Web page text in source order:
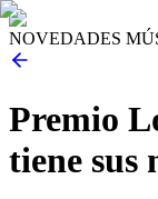
NOVEDADES
Premio
tiene sus